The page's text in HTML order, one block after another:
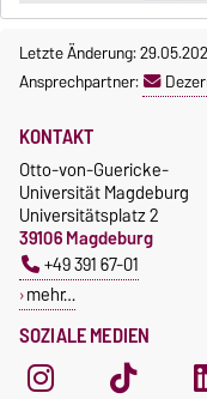
Letzte Änderung:
Ansprechpartner:
SOZIALE MEDIEN
KONTAKT
Otto-von-Guericke-
Universität Magdeburg
Universitätsplatz 2
39106 Magdeburg
+49 391 67-01
mehr…